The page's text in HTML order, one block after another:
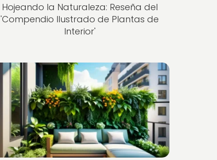
Hojeando la Naturaleza: Reseña del
'Compendio Ilustrado de Plantas de
Interior'